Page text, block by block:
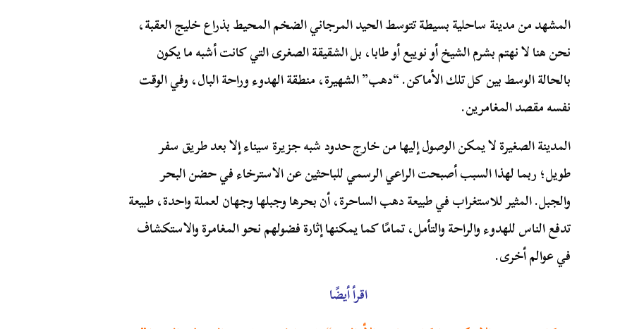
المشهد من مدينة ساحلية بسيطة تتوسط الحيد المرجاني الضخم المحيط بذراع خليج العقبة،
نحن هنا لا نهتم بشرم الشيخ أو نويبع أو طابا، بل الشقيقة الصغرى التي كانت أشبه ما يكون
بالحالة الوسط بين كل تلك الأماكن. “دهب” الشهيرة، منطقة الهدوء وراحة البال، وفي الوقت
نفسه مقصد المغامرين.
المدينة الصغيرة لا يمكن الوصول إليها من خارج حدود شبه جزيرة سيناء إلا بعد طريق سفر
طويل؛ ربما لهذا السبب أصبحت الراعي الرسمي للباحثين عن الاسترخاء في حضن البحر
والجبل. المثير للاستغراب في طبيعة دهب الساحرة، أن بحرها وجبلها وجهان لعملة واحدة، طبيعة
تدفع الناس للهدوء والراحة والتأمل، تمامًا كما يمكنها إثارة فضولهم نحو المغامرة والاستكشاف
في عوالم أخرى.
اقرأ أيضًا